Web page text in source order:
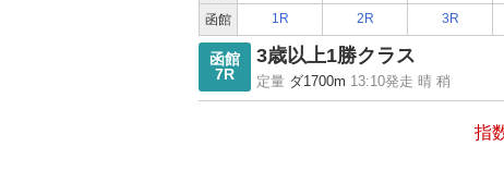
函館 1R 2R 3R
函館
7R
3歳以上1勝クラス
定量 ダ1700m 13:10発走 晴 稍
指